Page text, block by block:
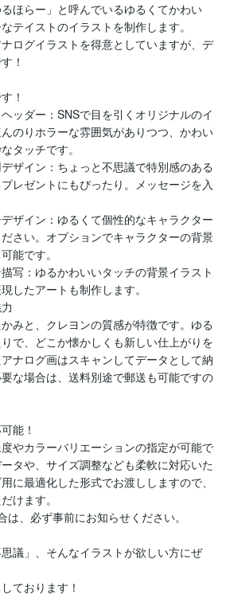
ほらー」と呼んでいるゆるくてかわい
テイストのイラストを制作します。
ログイラストを得意としていますが、デ
！
！
ッダー：SNSで目を引くオリジナルのイ
のりホラーな雰囲気がありつつ、かわい
タッチです。
ザイン：ちょっと不思議で特別感のある
レゼントにもぴったり。メッセージを入
ザイン：ゆるくて個性的なキャラクター
さい。オプションでキャラクターの背景
能です。
写：ゆるかわいいタッチの背景イラスト
したアートも制作します。
みと、クレヨンの質感が特徴です。ゆる
で、どこか懐かしくも新しい仕上がりを
ナログ画はスキャンしてデータとして納
な場合は、送料別途で郵送も可能ですの
能！
やカラーバリエーションの指定が可能で
タや、サイズ調整なども柔軟に対応いた
に最適化した形式でお渡ししますので、
けます。
、必ず事前にお知らせください。
思議」、そんなイラストが欲しい方にぜ
ております！